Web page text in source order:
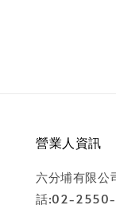
營業人資訊
六分埔有限
話:02-